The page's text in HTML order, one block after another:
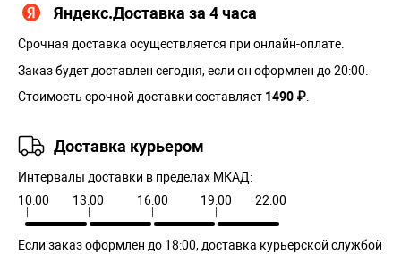
Яндекс.Доставка за 4 часа
Срочная доставка осуществляется при онлайн-оплате.
Заказ будет доставлен сегодня, если он оформлен до 20:00.
Стоимость срочной доставки составляет 1490 ₽
Доставка курьером
Интервалы доставки в пределах МКАД:
10:00
13:00 16:00 19:00 22:00
Если заказ оформлен до 18:00, доставка курьерской службой